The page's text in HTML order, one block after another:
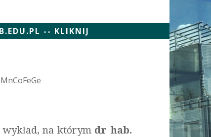
-- KLIKNIJ
wykład, na którym dr hab.